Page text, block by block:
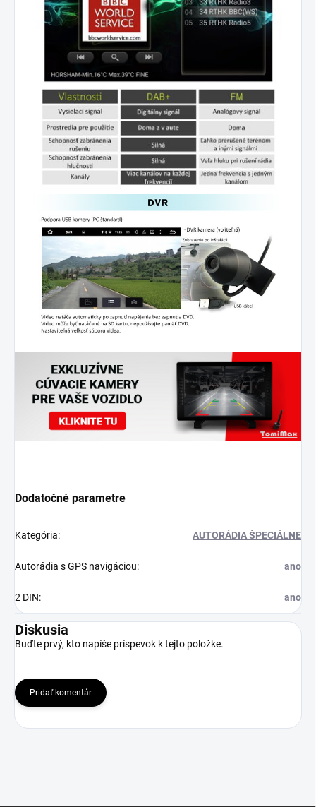
Dodatočné parametre
Kategória: AUTORÁDIA ŠPECIÁLNE
Autorádia s GPS navigáciou: ano
2 DIN: ano
Diskusia
Buďte prvý, kto napíše príspevok k tejto položke.
Pridať komentár